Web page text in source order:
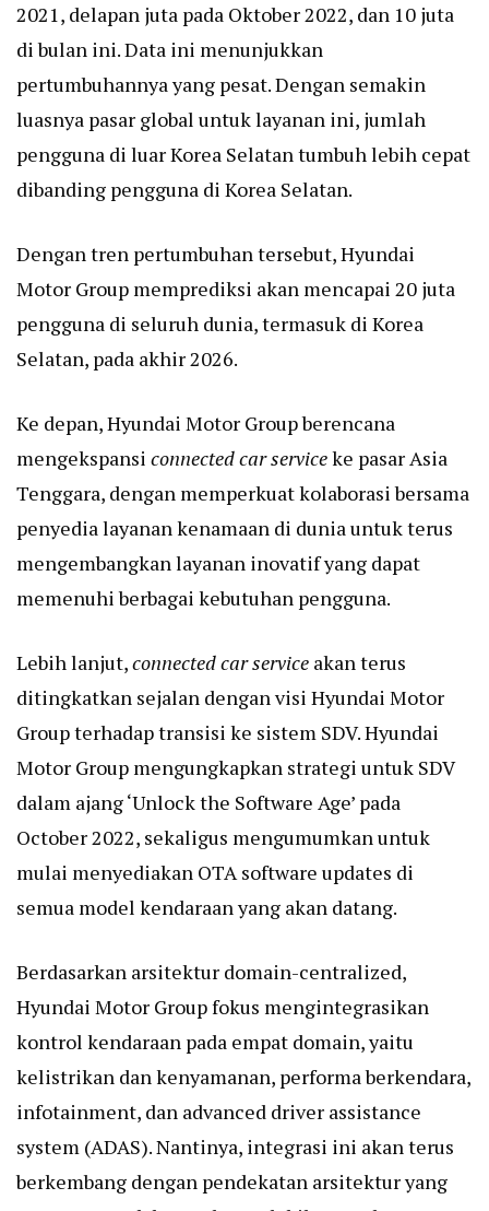
2021, delapan juta pada Oktober 2022, dan 10 juta
di bulan ini. Data ini menunjukkan
pertumbuhannya yang pesat. Dengan semakin
luasnya pasar global untuk layanan ini, jumlah
pengguna di luar Korea Selatan tumbuh lebih cepat
dibanding pengguna di Korea Selatan.
Dengan tren pertumbuhan tersebut, Hyundai
Motor Group memprediksi akan mencapai 20 juta
pengguna di seluruh dunia, termasuk di Korea
Selatan, pada akhir 2026.
Ke depan, Hyundai Motor Group berencana
mengekspansi connected car serviceke pasar Asia
Tenggara, dengan memperkuat kolaborasi bersama
penyedia layanan kenamaan di dunia untuk terus
mengembangkan layanan inovatif yang dapat
memenuhi berbagai kebutuhan pengguna.
Lebih lanjut,connected car service akan terus
ditingkatkan sejalan dengan visi Hyundai Motor
Group terhadap transisi ke sistem SDV. Hyundai
Motor Group mengungkapkan strategi untuk SDV
dalam ajang ‘Unlock the Software Age’ pada
October 2022, sekaligus mengumumkan untuk
mulai menyediakan OTA software updates di
semua model kendaraan yang akan datang.
Berdasarkan arsitektur domain-centralized,
Hyundai Motor Group fokus mengintegrasikan
kontrol kendaraan pada empat domain, yaitu
kelistrikan dan kenyamanan, performa berkendara,
infotainment, dan advanced driver assistance
system (ADAS). Nantinya, integrasi ini akan terus
berkembang dengan pendekatan arsitektur yang